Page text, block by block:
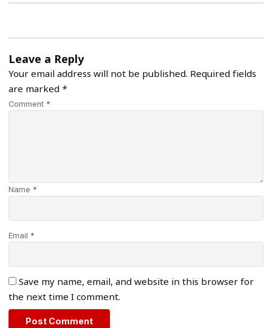
Leave a Reply
Your email address will not be published. Required fields
are marked *
Comment *
Name *
Email *
Save my name, email, and website in this browser for
the next time I comment.